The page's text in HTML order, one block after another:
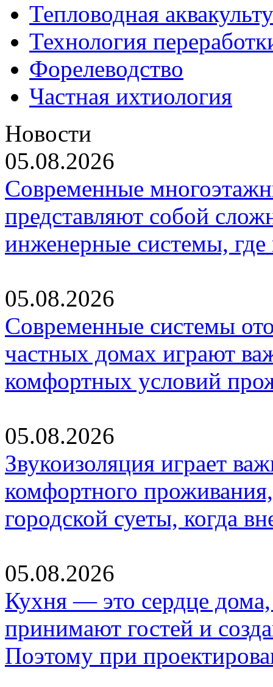
Тепловодная
Технология
Форелеводство
Частная ихтиология
Новости
05.08.2026
Современные
представляют собой
инженерные системы,
05.08.2026
Современные системы
частных домах играют
комфортных условий
05.08.2026
Звукоизоляция играет
комфортного
городской суеты, когда
05.08.2026
Кухня — это сердце дома,
принимают гостей и
Поэтому при